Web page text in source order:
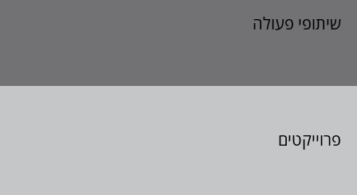
שיתופי פעולה
פרוייקטים